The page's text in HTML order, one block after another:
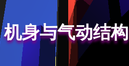
机身与气动结构